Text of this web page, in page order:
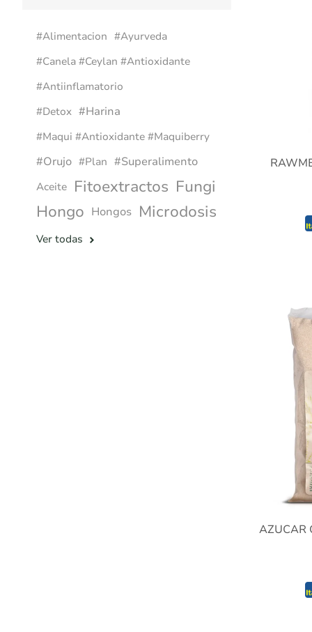
AZUCAR
#alimentacion #ayurveda
#canela #ceylan #antioxidante
#antiinflamatorio
#detox #harina
#maqui #antioxidante #maquiberry
#orujo #plan #superalimento
Aceite Fitoextractos Fungi
Hongo Hongos Microdosis
Ver todas